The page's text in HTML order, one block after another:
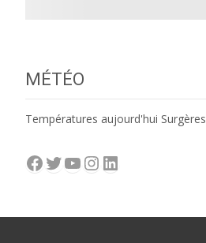
MÉTÉO
Températures aujourd'hui Surgères
Facebook
Twitter
YouTube
Instagram
LinkedIn